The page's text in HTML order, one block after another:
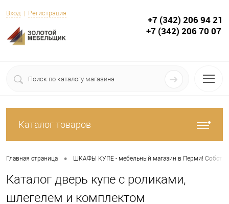
Вход Регистрация
+7 (342) 206 94 21
+7 (342) 206 70 07
Каталог товаров
Главная страница • ШКАФЫ КУПЕ - мебельный магазин в Перми!
Каталог дверь купе с роликами,
шлегелем и комплектом